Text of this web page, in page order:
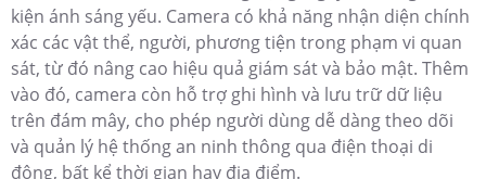
kiện ánh sáng yếu. Camera có khả năng nhận diện chính
xác các vật thể, người, phương tiện trong phạm vi quan
sát, từ đó nâng cao hiệu quả giám sát và bảo mật. Thêm
vào đó, camera còn hỗ trợ ghi hình và lưu trữ dữ liệu
trên đám mây, cho phép người dùng dễ dàng theo dõi
và quản lý hệ thống an ninh thông qua điện thoại di
động, bất kể thời gian hay địa điểm.